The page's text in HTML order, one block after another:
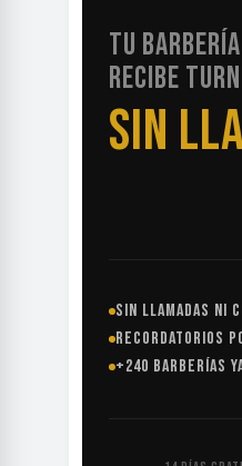
TU BARBERÍA
RECIBE
SIN
SIN LLAMADAS NI
RECORDATORIOS
+240 BARBERÍAS